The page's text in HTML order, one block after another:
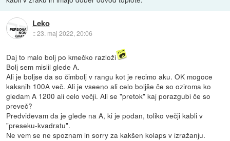
Leko
::23. maj 2022, 20:06
Daj to malo bolj po kmečko razloži
Bolj sem mislil glede A.
Ali je boljse da so čimbolj v rangu kot je recimo aku. OK mogoce
kaksnih 100A več. Ali je vseeno ali celo boljše če so oziroma ko
gledam A 1200 ali celo večji. Ali se "pretok" kaj porazgubi če so
preveč?
Predvidevam da je glede na A, ki je podan, toliko večji kabli v
"preseku-kvadratu".
Ne vem se ne spoznam in sorry za kakšen kolaps v izražanju.